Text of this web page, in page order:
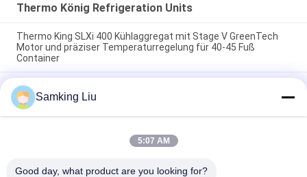
Thermo König Refrigeration Units
Thermo King SLXi 400 Kühlaggregat mit Stage V GreenTech
Motor und präziser Temperaturregelung für 40-45 Fuß
Container
Modell Legend L-1880 30/50 THERMO KING neue
Anhängerkühlvorrichtung Asien-Pazifik-Markt bessere
Kraftstoffeinsparung und bessere Kühlleistung
T-880 Pro T-80 T-680Pro/T-780Pro/T-1080Pro/T-1280Pro
Kühlanlagen-Einheit für Kühltransporter mit
Samking Liu
5:07 AM
Good day, what product are you looking for?